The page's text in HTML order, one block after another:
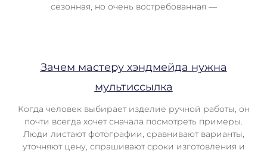
сезонная, но очень востребованная —
Зачем мастеру хэндмейда нужна
мультиссылка
Когда человек выбирает изделие ручной работы, он
почти всегда хочет сначала посмотреть примеры.
Люди листают фотографии, сравнивают варианты,
уточняют цену, спрашивают сроки изготовления и